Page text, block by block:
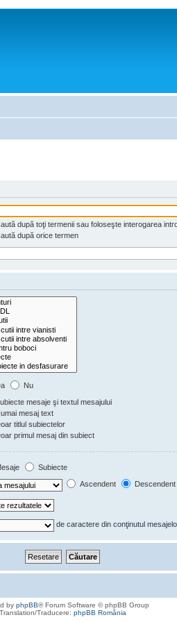
după toţi termenii sau foloseşte interogarea
după orice termen
Nu
mesaje şi textul mesajului
mesaj text
titlul subiectelor
primul mesaj din subiect
Subiecte
Ascendent Descendent
de caractere din conţinutul
by phpBB® Forum Software © phpBB Group
Translation/Traducere: phpBB România